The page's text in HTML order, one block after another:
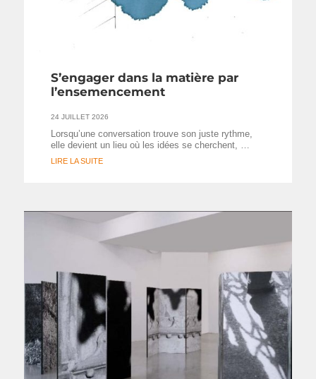
S’engager dans la matière par
l’ensemencement
24 JUILLET 2026
Lorsqu’une conversation trouve son juste rythme,
elle devient un lieu où les idées se cherchent, …
LIRE LA SUITE